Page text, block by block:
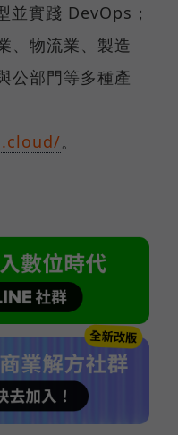
並實踐 DevOps；
、物流業、製造
公部門等多種產
。